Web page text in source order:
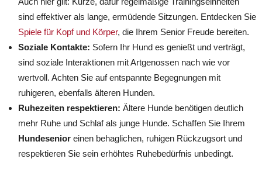
sind effektiver als lange, ermüdende Sitzungen. Entdecken Sie
Spiele für Kopf und Körper, die Ihrem Senior Freude bereiten.
Soziale Kontakte: Sofern Ihr Hund es genießt und verträgt,
sind soziale Interaktionen mit Artgenossen nach wie vor
wertvoll. Achten Sie auf entspannte Begegnungen mit
ruhigeren, ebenfalls älteren Hunden.
Ruhezeiten respektieren: Ältere Hunde benötigen deutlich
mehr Ruhe und Schlaf als junge Hunde. Schaffen Sie Ihrem
Hundesenior einen behaglichen, ruhigen Rückzugsort und
respektieren Sie sein erhöhtes Ruhebedürfnis unbedingt.